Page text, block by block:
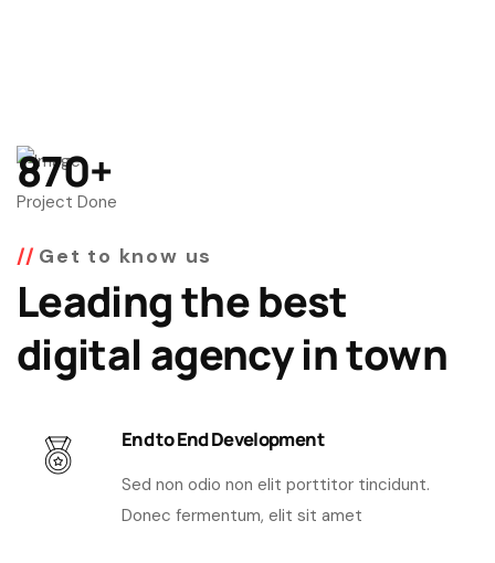
870+
Project Done
Get to know us
Leading the best
digital agency in town
End to End Development
Sed non odio non elit porttitor tincidunt.
Donec fermentum, elit sit amet